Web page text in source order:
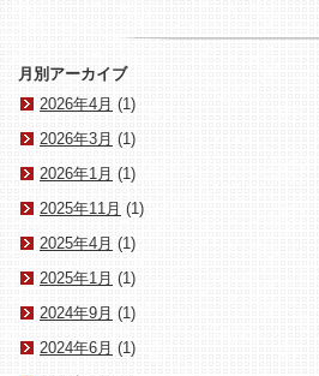
月別アーカイブ
2026年4月 (1)
2026年3月 (1)
2026年1月 (1)
2025年11月 (1)
2025年4月 (1)
2025年1月 (1)
2024年9月 (1)
2024年6月 (1)